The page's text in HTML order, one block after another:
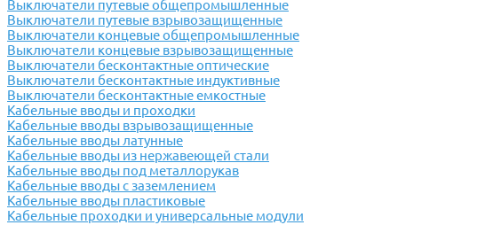
Выключатели путевые общепромышленные
Выключатели путевые взрывозащищенные
Выключатели концевые общепромышленные
Выключатели концевые взрывозащищенные
Выключатели бесконтактные оптические
Выключатели бесконтактные индуктивные
Выключатели бесконтактные емкостные
Кабельные вводы и проходки
Кабельные вводы взрывозащищенные
Кабельные вводы латунные
Кабельные вводы из нержавеющей стали
Кабельные вводы под металлорукав
Кабельные вводы с заземлением
Кабельные вводы пластиковые
Кабельные проходки и универсальные модули